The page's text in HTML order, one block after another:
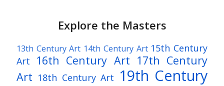
Explore the Masters
13th Century Art 14th Century Art 15th Century
Art
16th Century Art 17th Century
Art 18th Century Art 19th Century